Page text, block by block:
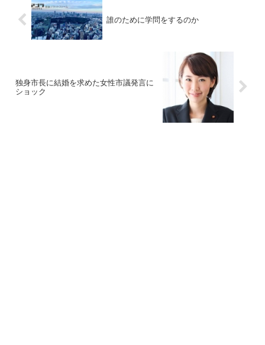
誰のために学問をするのか
独身市長に結婚を求めた女性市議発言に
ショック